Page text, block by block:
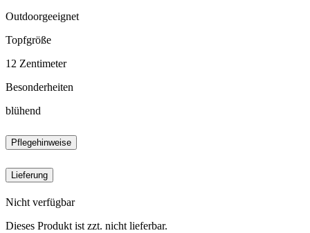
Outdoorgeeignet
Topfgröße
12 Zentimeter
Besonderheiten
blühend
Pflegehinweise
Lieferung
Nicht verfügbar
Dieses Produkt ist zzt. nicht lieferbar.